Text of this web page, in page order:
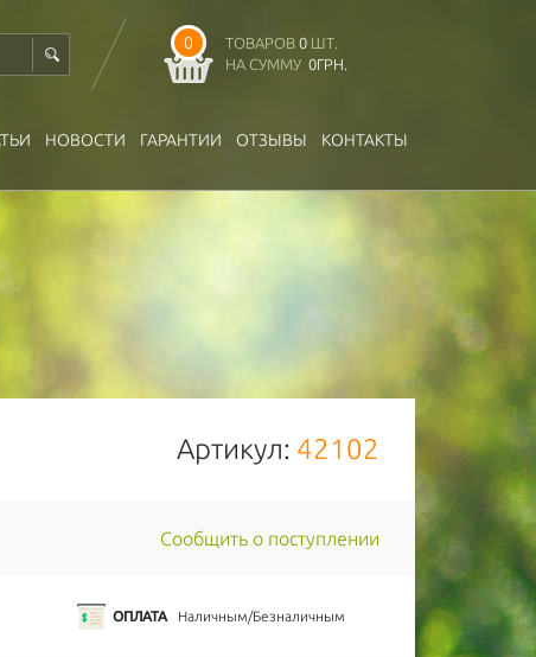
0 ТОВАРОВ 0 ШТ.
НА СУММУ 0ГРН.
НОВОСТИ ГАРАНТИИ ОТЗЫВЫ КОНТАКТЫ
Артикул: 42102
Сообщить о поступлении
ОПЛАТА Наличным/Безналичным